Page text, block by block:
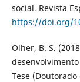
social. Revista
https://doi.org/
Olher, B. S.
Tese